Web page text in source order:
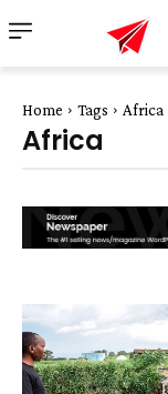
Home Tags Africa
Africa